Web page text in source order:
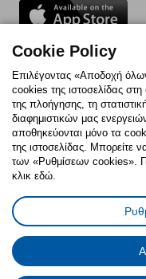
Follow us:
FacebookInstagram
TikTok
Πολιτική Cookies
Γενική
Πολιτική
Κώδικας
Cookie Policy
Επιλέγοντας «Αποδοχή
cookies της ιστοσελίδας
της πλοήγησης, τη
διαφημιστικών μας
αποθηκεύονται μόνο τα
της ιστοσελίδας. Μπορείτε
των «Ρυθμίσεων cookies».
κλικ εδώ.